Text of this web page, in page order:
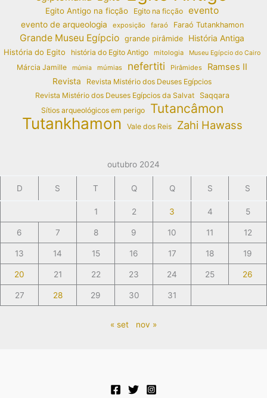
Egito Antigo na ficção Egito na ficção evento
evento de arqueologia exposição faraó Faraó Tutankhamon
Grande Museu Egípcio grande pirâmide
História Antiga
História do Egito
história do Egito Antigo mitologia Museu Egípcio do Cairo
Márcia Jamille múmia múmias nefertiti Pirâmides Ramses II
Revista
Revista Mistério dos Deuses Egípcios
Revista Mistério dos Deuses Egípcios da Salvat
Saqqara
Sítios arqueológicos em perigo
Tutancâmon
Tutankhamon Vale dos Reis Zahi Hawass
outubro 2024
D S T Q Q S S
1 2 3 4 5
6 7 8 9 10 11 12
13 14 15 16 17 18 19
20 21 22 23 24 25 26
27 28 29 30 31
« set nov »